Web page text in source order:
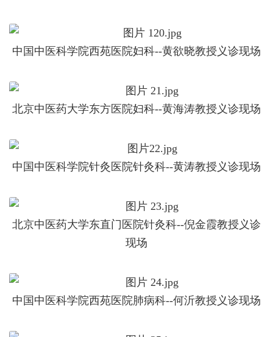
中国中医科学院西苑医院妇科--黄欲晓教授义诊现场
北京中医药大学东方医院妇科--黄海涛教授义诊现场
中国中医科学院针灸医院针灸科--黄涛教授义诊现场
北京中医药大学东直门医院针灸科--倪金霞教授义诊
现场
中国中医科学院西苑医院肺病科--何沂教授义诊现场